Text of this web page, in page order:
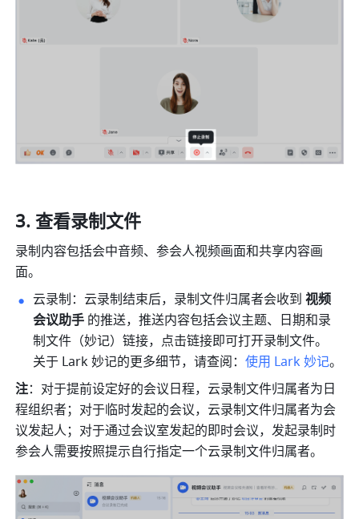
查看录制文件
录制内容包括会中音频、参会人视频画面和共享内容画
面。
云录制：云录制结束后，录制文件归属者会收到 视频
会议助手 的推送，推送内容包括会议主题、日期和录
制文件（妙记）链接，点击链接即可打开录制文件。
关于 Lark 妙记的更多细节，请查阅：使用 Lark 妙记。
注：对于提前设定好的会议日程，云录制文件归属者为日
程组织者；对于临时发起的会议，云录制文件归属者为会
议发起人；对于通过会议室发起的即时会议，发起录制时
参会人需要按照提示自行指定一个云录制文件归属者。